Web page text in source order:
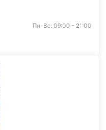
Пн-Вс: 09:00 - 21:00